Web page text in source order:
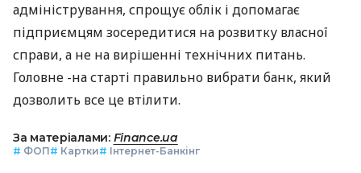
адміністрування, спрощує облік і допомагає
підприємцям зосередитися на розвитку власної
справи, а не на вирішенні технічних питань.
Головне -на старті правильно вибрати банк, який
дозволить все це втілити.
За матеріалами: Finance.ua
# ФОП# Картки# Інтернет-Банкінг